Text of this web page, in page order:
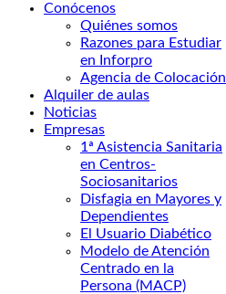
Conócenos
Quiénes somos
Razones para Estudiar
en Inforpro
Agencia de Colocación
Alquiler de aulas
Noticias
Empresas
1ª Asistencia Sanitaria
en Centros-
Sociosanitarios
Disfagia en Mayores y
Dependientes
El Usuario Diabético
Modelo de Atención
Centrado en la
Persona (MACP)